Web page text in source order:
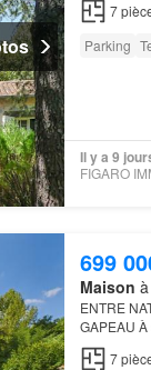
7
Parking
Il y a 9
699
Maison
ENTRE
GAPEAU
propriété
7